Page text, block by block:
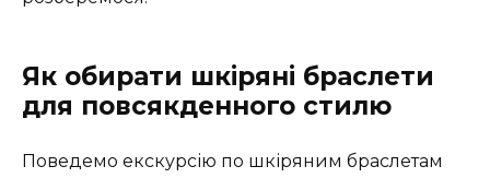
Як обирати шкіряні браслети
для повсякденного стилю
Поведемо екскурсію по шкіряним браслетам